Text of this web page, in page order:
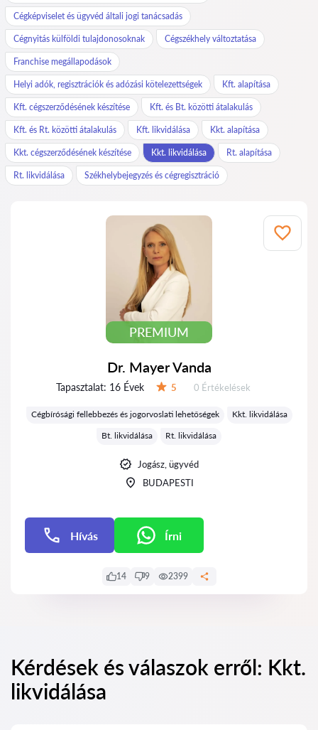
Cégképviselet és ügyvéd általi jogi tanácsadás
Cégnyitás külföldi tulajdonosoknak Cégszékhely változtatása
Franchise megállapodások
Helyi adók, regisztrációk és adózási kötelezettségek Kft. alapítása
Kft. cégszerződésének készítése Kft. és Bt. közötti átalakulás
Kft. és Rt. közötti átalakulás Kft. likvidálása Kkt. alapítása
Kkt. cégszerződésének készítése Kkt. likvidálása Rt. alapítása
Rt. likvidálása Székhelybejegyzés és cégregisztráció
PREMIUM
Dr. Mayer Vanda
Tapasztalat: 16 Évek 5 Értékelések:
0 Értékelések
Cégbírósági fellebbezés és jogorvoslati lehetőségek
Kkt. likvidálása
Bt. likvidálása
Rt. likvidálása
Jogász, ügyvéd
BUDAPESTI
Hívás Írni
14 9 2399
Kérdések és válaszok erről: Kkt.
likvidálása